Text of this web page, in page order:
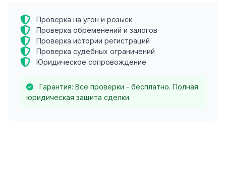
Проверка на угон и розыск
Проверка обременений и залогов
Проверка истории регистраций
Проверка судебных ограничений
Юридическое сопровождение
Гарантия: Все проверки - бесплатно. Полная
юридическая защита сделки.